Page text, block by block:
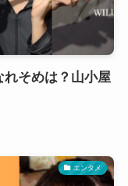
そめは？山小屋
エンタメ